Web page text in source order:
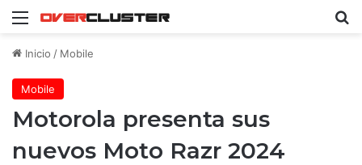
Menú
Inicio / Mobile
Mobile
Motorola presenta sus
nuevos Moto Razr 2024